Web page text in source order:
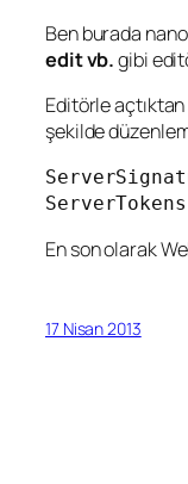
Ben burada
edit vb.gibi
Editörle
şekilde
En son olarak
17 Nisan 2013